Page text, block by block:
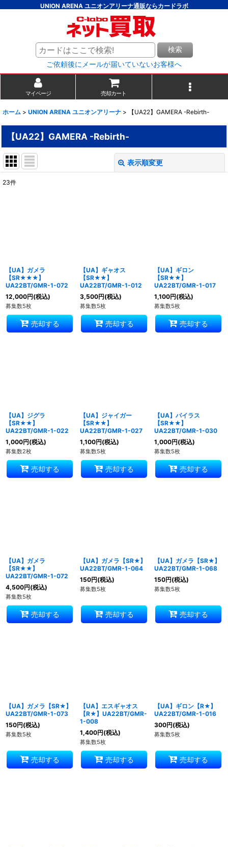
UNION ARENA ユニオンアリーナ通販ならカードラボ
検索
ご依頼後にメールが届いていないお客様へ
マイページ 売却カート
ホーム > UNION ARENA ユニオンアリーナ > 【UA22】GAMERA -Rebirth-
【UA22】GAMERA -Rebirth-
表示順変更
23件
【UA】ガメラ
【SR★★★】
UA22BT/GMR-1-072
12,000円(税込)
募集数5枚
売却する
【UA】ギャオス
【SR★★】
UA22BT/GMR-1-012
3,500円(税込)
募集数5枚
売却する
【UA】ギロン
【SR★★】
UA22BT/GMR-1-017
1,100円(税込)
募集数5枚
売却する
【UA】ジグラ
【SR★★】
UA22BT/GMR-1-022
1,000円(税込)
募集数2枚
売却する
【UA】ジャイガー
【SR★★】
UA22BT/GMR-1-027
1,100円(税込)
募集数5枚
売却する
【UA】バイラス
【SR★★】
UA22BT/GMR-1-030
1,000円(税込)
募集数5枚
売却する
【UA】ガメラ
【SR★★】
UA22BT/GMR-1-072
4,500円(税込)
募集数5枚
売却する
【UA】ガメラ【SR★】
UA22BT/GMR-1-064
150円(税込)
募集数5枚
売却する
【UA】ガメラ【SR★】
UA22BT/GMR-1-068
150円(税込)
募集数5枚
売却する
【UA】ガメラ【SR★】
UA22BT/GMR-1-073
150円(税込)
募集数5枚
売却する
【UA】エスギャオス
【R★】UA22BT/GMR-
1-008
1,400円(税込)
募集数5枚
売却する
【UA】ギロン【R★】
UA22BT/GMR-1-016
300円(税込)
募集数5枚
売却する